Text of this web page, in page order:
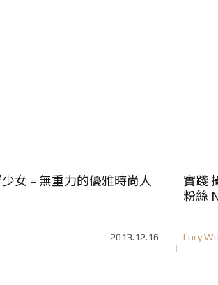
女 = 無重力的優雅時尚人
2013.12.16
實踐
粉絲
Lucy Wu